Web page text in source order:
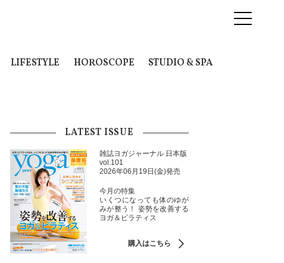
LIFESTYLE HOROSCOPE STUDIO & SPA
LATEST ISSUE
雑誌ヨガジャーナル 日本版
vol.101
2026年06月19日(金)発売
今月の特集
いくつになっても体のゆが
みが整う！ 姿勢を改善する
ヨガ＆ピラティス
購入はこちら